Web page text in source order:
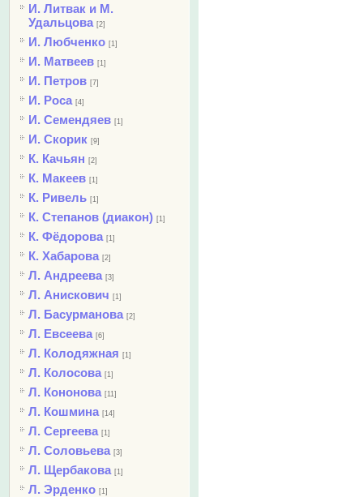
И. Литвак и М.
Удальцова [2]
И. Любченко [1]
И. Матвеев [1]
И. Петров [7]
И. Роса [4]
И. Семендяев [1]
И. Скорик [9]
К. Качьян [2]
К. Макеев [1]
К. Ривель [1]
К. Степанов (диакон) [1]
К. Фёдорова [1]
К. Хабарова [2]
Л. Андреева [3]
Л. Анискович [1]
Л. Басурманова [2]
Л. Евсеева [6]
Л. Колодяжная [1]
Л. Колосова [1]
Л. Кононова [11]
Л. Кошмина [14]
Л. Сергеева [1]
Л. Соловьева [3]
Л. Щербакова [1]
Л. Эрденко [1]